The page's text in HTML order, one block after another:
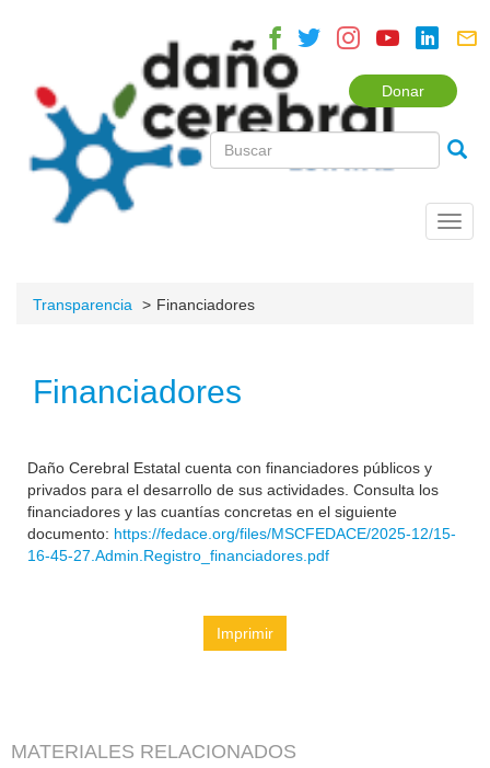
Donar
Transparencia Financiadores
Financiadores
Daño Cerebral Estatal cuenta con financiadores públicos y
privados para el desarrollo de sus actividades. Consulta los
financiadores y las cuantías concretas en el siguiente
documento: https://fedace.org/files/MSCFEDACE/2025-12/15-
16-45-27.Admin.Registro_financiadores.pdf
Imprimir
MATERIALES RELACIONADOS